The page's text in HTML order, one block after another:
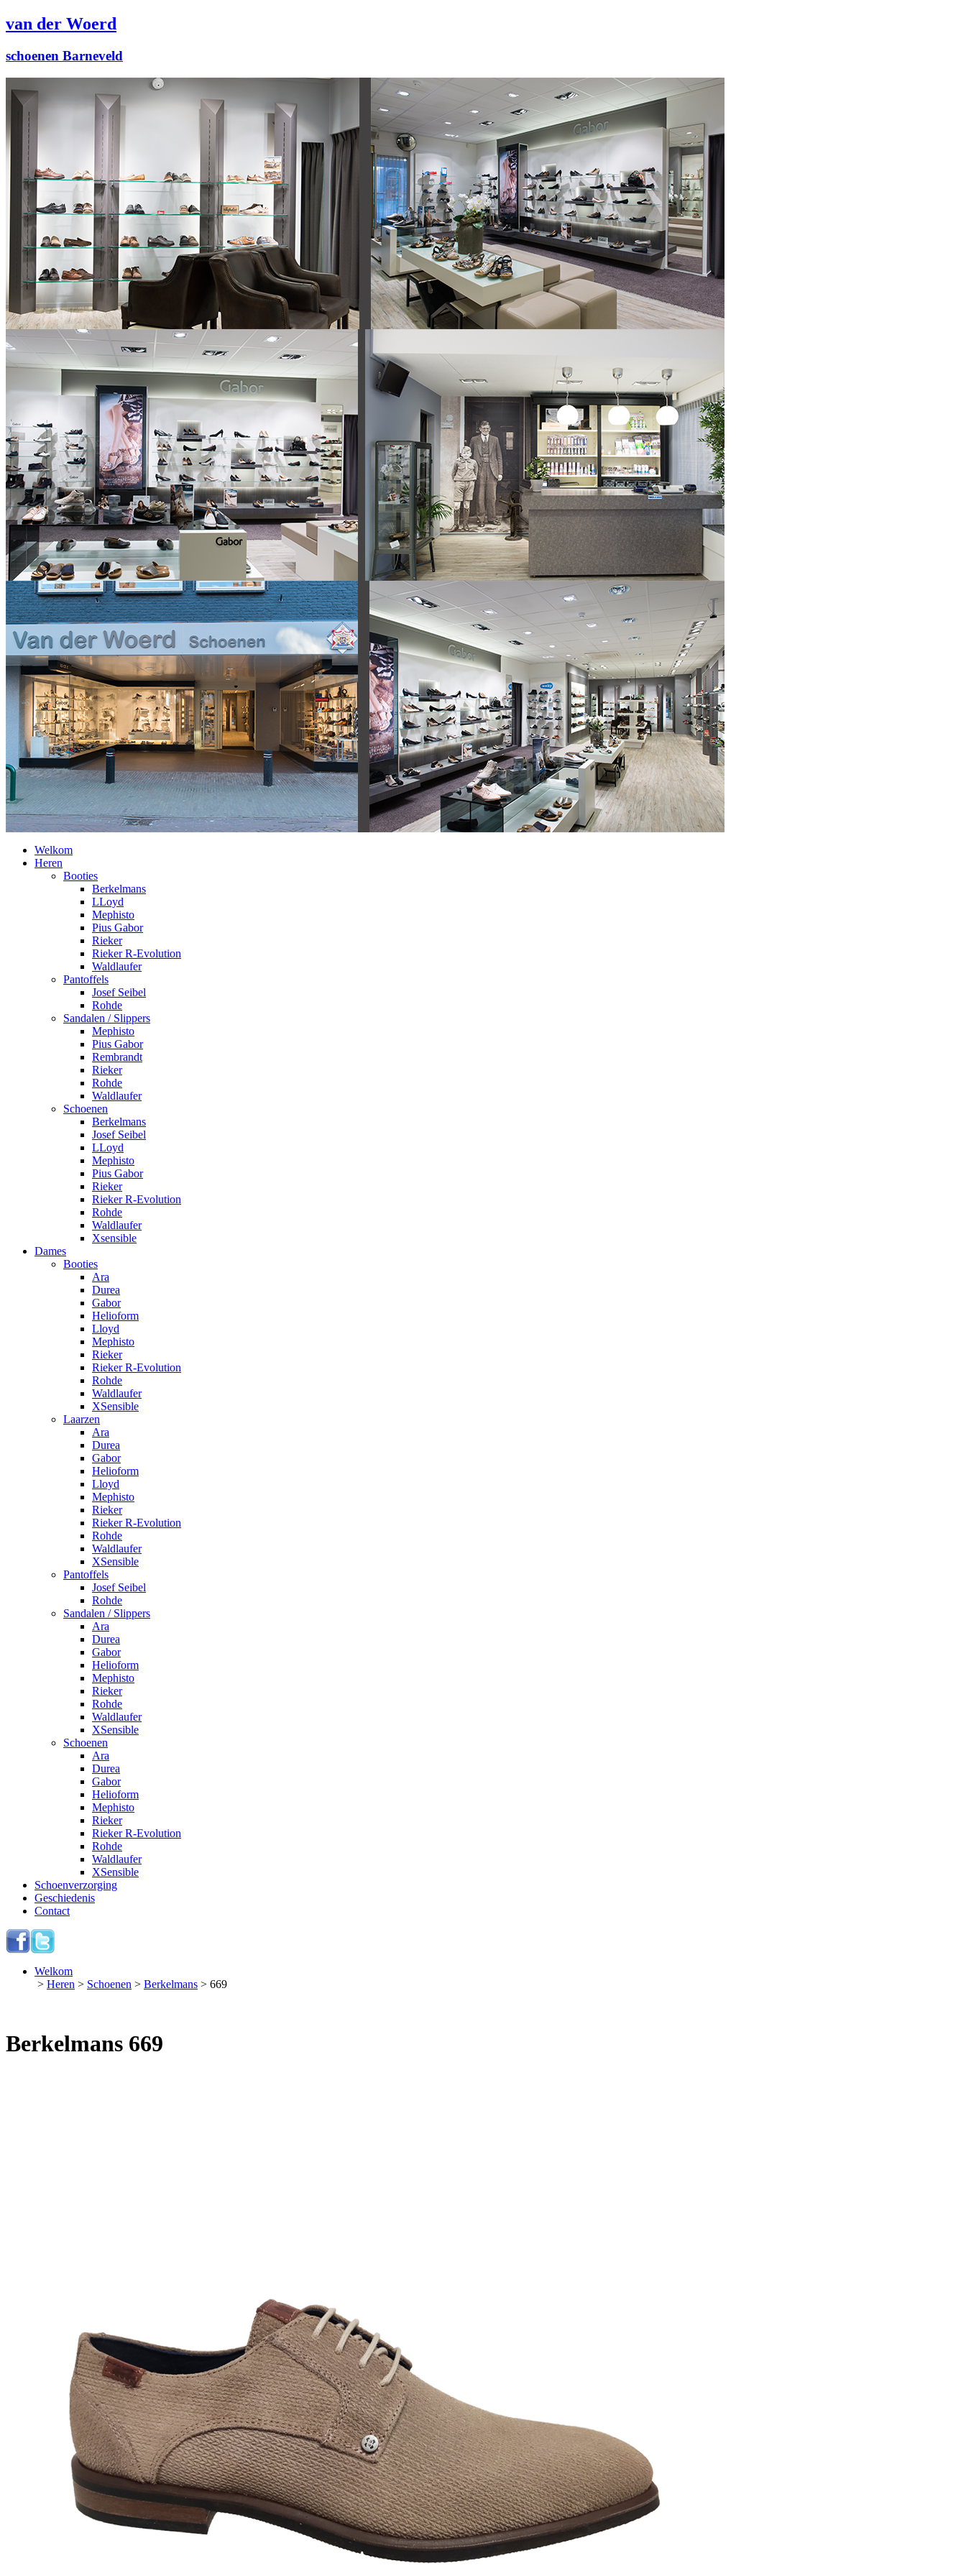
van der Woerd
schoenen Barneveld
Welkom
Heren
Booties
Berkelmans
LLoyd
Mephisto
Pius Gabor
Rieker
Rieker R-Evolution
Waldlaufer
Pantoffels
Josef Seibel
Rohde
Sandalen / Slippers
Mephisto
Pius Gabor
Rembrandt
Rieker
Rohde
Waldlaufer
Schoenen
Berkelmans
Josef Seibel
LLoyd
Mephisto
Pius Gabor
Rieker
Rieker R-Evolution
Rohde
Waldlaufer
Xsensible
Dames
Booties
Ara
Durea
Gabor
Helioform
Lloyd
Mephisto
Rieker
Rieker R-Evolution
Rohde
Waldlaufer
XSensible
Laarzen
Ara
Durea
Gabor
Helioform
Lloyd
Mephisto
Rieker
Rieker R-Evolution
Rohde
Waldlaufer
XSensible
Pantoffels
Josef Seibel
Rohde
Sandalen / Slippers
Ara
Durea
Gabor
Helioform
Mephisto
Rieker
Rohde
Waldlaufer
XSensible
Schoenen
Ara
Durea
Gabor
Helioform
Mephisto
Rieker
Rieker R-Evolution
Rohde
Waldlaufer
XSensible
Schoenverzorging
Geschiedenis
Contact
Welkom
> Heren > Schoenen > Berkelmans > 669
Berkelmans 669